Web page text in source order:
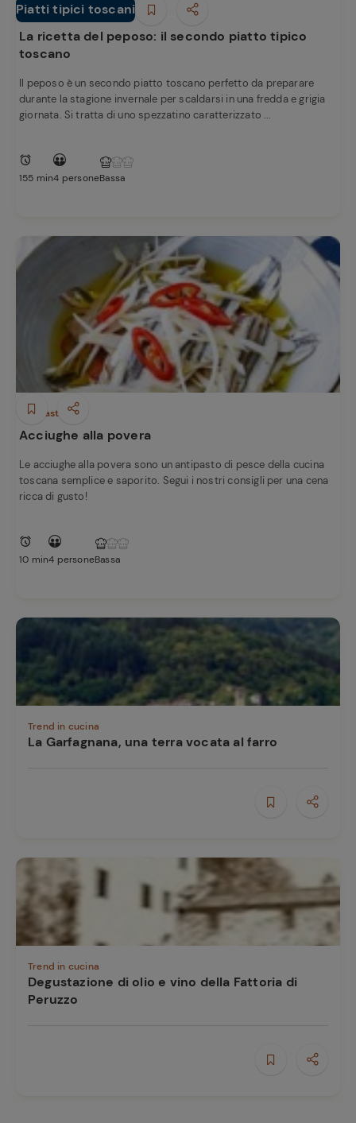
Piatti tipici toscani
Antipasti
La ricetta del peposo: il secondo piatto tipico
toscano
Il peposo è un secondo piatto toscano perfetto da preparare
durante la stagione invernale per scaldarsi in una fredda e grigia
giornata. Si tratta di uno spezzatino caratterizzato ...
155 min4 personeBassa
Antipasti
Acciughe alla povera
Le acciughe alla povera sono un antipasto di pesce della cucina
toscana semplice e saporito. Segui i nostri consigli per una cena
ricca di gusto!
10 min4 personeBassa
Trend in cucina
La Garfagnana, una terra vocata al farro
Trend in cucina
Degustazione di olio e vino della Fattoria di
Peruzzo